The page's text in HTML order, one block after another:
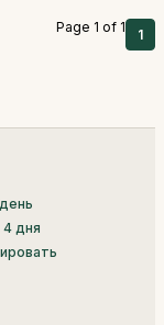
Page 1 of 1 1
4 дня